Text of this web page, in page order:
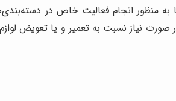
منظور انجام فعالیت خاص در
صورت نیاز نسبت به تعمیر و یا تعویض